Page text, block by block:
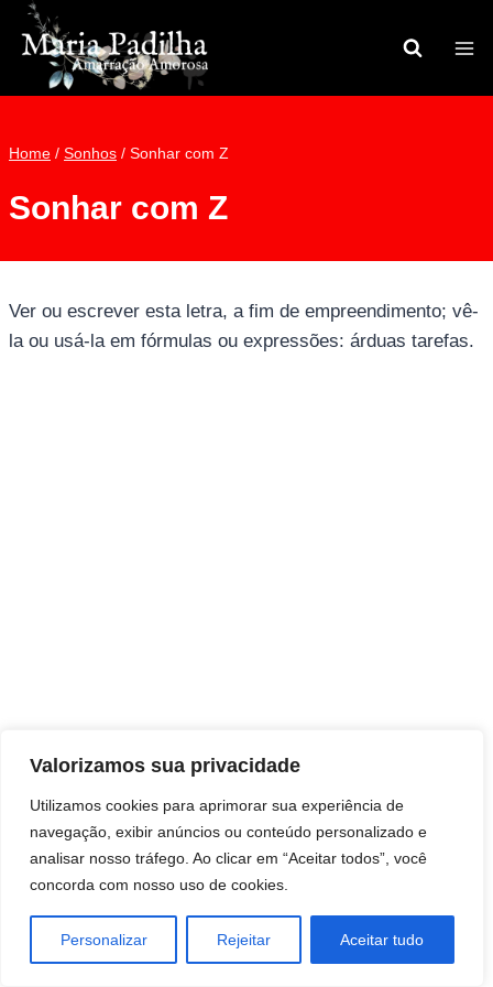
Valorizamos sua privacidade
Utilizamos cookies para aprimorar sua experiência de
navegação, exibir anúncios ou conteúdo personalizado e
analisar nosso tráfego. Ao clicar em “Aceitar todos”, você
concorda com nosso uso de cookies.
Personalizar Rejeitar Aceitar tudo
Pular
para
Conteúdo
Home / Sonhos / Sonhar com Z
Sonhar com Z
Ver ou escrever esta letra, a fim de empreendimento; vê-
la ou usá-la em fórmulas ou expressões: árduas tarefas.
Consultas e trabalhos espirituais
Brasil - Santa Catarina - São José